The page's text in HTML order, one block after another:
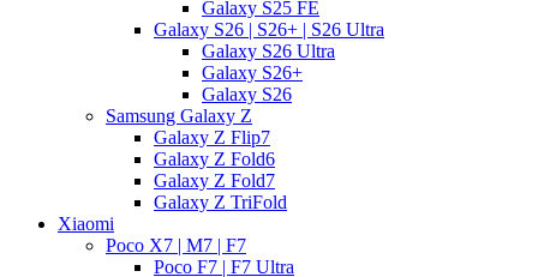
Galaxy S25 FE
Galaxy S26 | S26+ | S26 Ultra
Galaxy S26 Ultra
Galaxy S26+
Galaxy S26
Samsung Galaxy Z
Galaxy Z Flip7
Galaxy Z Fold6
Galaxy Z Fold7
Galaxy Z TriFold
Xiaomi
Poco X7 | M7 | F7
Poco F7 | F7 Ultra